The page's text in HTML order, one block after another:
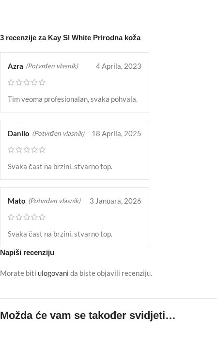
3 recenzije za Kay Sl White Prirodna koža
Azra (Potvrđen vlasnik) 4 Aprila, 2023
Tim veoma profesionalan, svaka pohvala.
Danilo (Potvrđen vlasnik) 18 Aprila, 2025
Svaka čast na brzini, stvarno top.
Mato (Potvrđen vlasnik) 3 Januara, 2026
Svaka čast na brzini, stvarno top.
Napiši recenziju
Morate biti ulogovani da biste objavili recenziju.
Možda će vam se također svidjeti…